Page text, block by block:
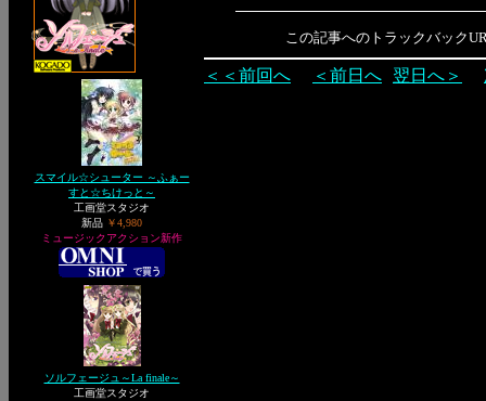
スマイル☆シューター ～ふぁー
すと☆ちけっと～
工画堂スタジオ
新品 ￥4,980
ミュージックアクション新作
ソルフェージュ～La finale～
工画堂スタジオ
この記事へのトラックバック
＜＜前回へ ＜前日へ 翌日へ＞